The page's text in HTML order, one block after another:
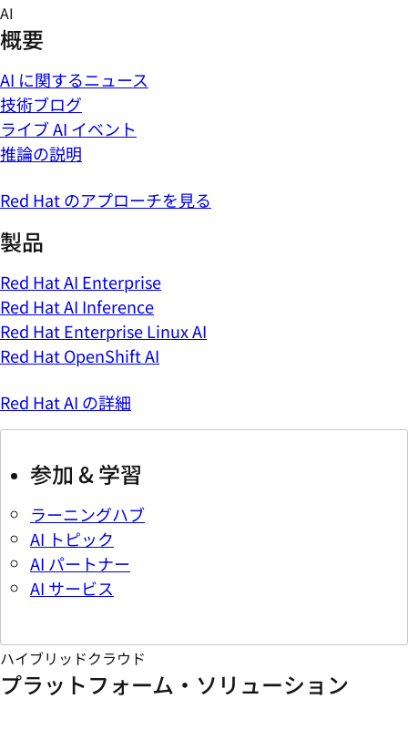
Skip
to
content
AI
概要
AI に関するニュース
技術ブログ
ライブ AI イベント
推論の説明
Red Hat のアプローチを見る
製品
Red Hat AI Enterprise
Red Hat AI Inference
Red Hat Enterprise Linux AI
Red Hat OpenShift AI
Red Hat AI の詳細
参加 & 学習
ラーニングハブ
AI トピック
AI パートナー
AI サービス
ハイブリッドクラウド
プラットフォーム・ソリューション